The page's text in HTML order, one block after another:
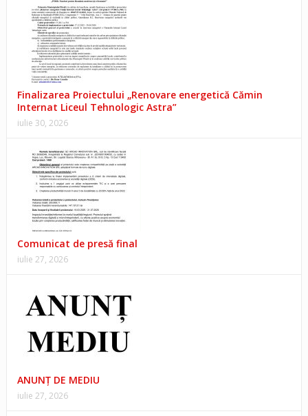
Finalizarea Proiectului „Renovare energetică Cămin
Internat Liceul Tehnologic Astra”
iulie 30, 2026
Comunicat de presă final
iulie 27, 2026
ANUNŢ DE MEDIU
iulie 27, 2026